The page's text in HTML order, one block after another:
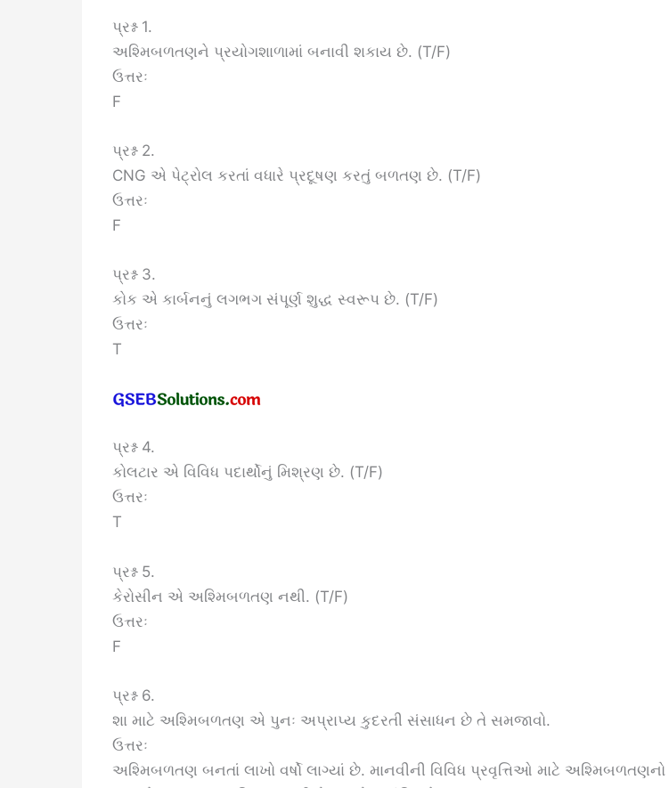
પ્રશ્ન 1.
અશ્મિબળતણને પ્રયોગશાળામાં બનાવી શકાય છે. (T/F)
ઉત્તરઃ
F
પ્રશ્ન 2.
CNG એ પેટ્રોલ કરતાં વધારે પ્રદૂષણ કરતું બળતણ છે. (T/F)
ઉત્તરઃ
F
પ્રશ્ન 3.
કોક એ કાર્બનનું લગભગ સંપૂર્ણ શુદ્ધ સ્વરૂપ છે. (T/F)
ઉત્તરઃ
T
પ્રશ્ન 4.
કોલટાર એ વિવિધ પદાર્થોનું મિશ્રણ છે. (T/F)
ઉત્તરઃ
T
પ્રશ્ન 5.
કેરોસીન એ અશ્મિબળતણ નથી. (T/F)
ઉત્તરઃ
F
પ્રશ્ન 6.
શા માટે અશ્મિબળતણ એ પુનઃ અપ્રાપ્ય કુદરતી સંસાધન છે તે સમજાવો.
ઉત્તરઃ
અશ્મિબળતણ બનતાં લાખો વર્ષો લાગ્યાં છે. માનવીની વિવિધ પ્રવૃત્તિઓ માટે